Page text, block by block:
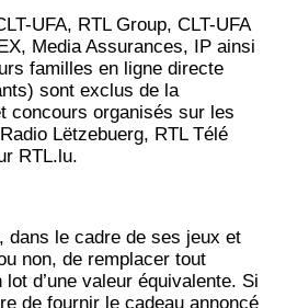
UFA, RTL Group, CLT-UFA
Media Assurances, IP ainsi
familles en ligne directe
sont exclus de la
concours organisés sur les
Lëtzebuerg, RTL Télé
RTL.lu.
dans le cadre de ses jeux et
non, de remplacer tout
d’une valeur équivalente. Si
de fournir le cadeau annoncé